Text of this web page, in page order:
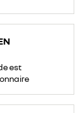
est